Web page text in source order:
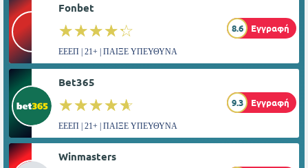
Fonbet
☆☆☆☆☆
★★★★★ 8.6 Εγγραφή
ΕΕΕΠ | 21+ | ΠΑΙΞΕ ΥΠΕΥΘΥΝΑ
Bet365
☆☆☆☆☆
★★★★★ 9.3 Εγγραφή
ΕΕΕΠ | 21+ | ΠΑΙΞΕ ΥΠΕΥΘΥΝΑ
Winmasters